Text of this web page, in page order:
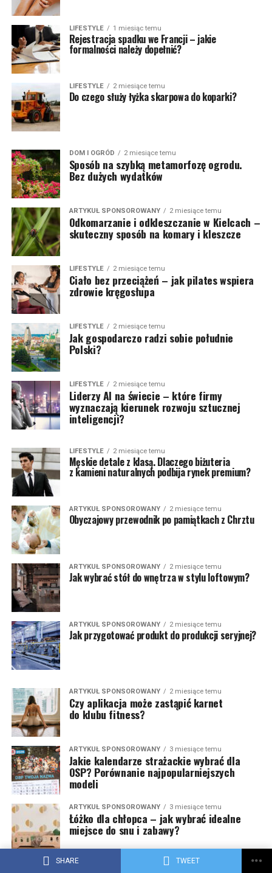
SHARE TWEET
LIFESTYLE 1 miesiąc temu
Rejestracja spadku we Francji – jakie
formalności należy dopełnić?
LIFESTYLE 2 miesiące temu
Do czego służy łyżka skarpowa do koparki?
DOM I OGRÓD 2 miesiące temu
Sposób na szybką metamorfozę ogrodu.
Bez dużych wydatków
ARTYKUŁ SPONSOROWANY 2 miesiące temu
Odkomarzanie i odkleszczanie w Kielcach –
skuteczny sposób na komary i kleszcze
LIFESTYLE 2 miesiące temu
Ciało bez przeciążeń – jak pilates wspiera
zdrowie kręgosłupa
LIFESTYLE 2 miesiące temu
Jak gospodarczo radzi sobie południe
Polski?
LIFESTYLE 2 miesiące temu
Liderzy AI na świecie – które firmy
wyznaczają kierunek rozwoju sztucznej
inteligencji?
LIFESTYLE 2 miesiące temu
Męskie detale z klasą. Dlaczego biżuteria
z kamieni naturalnych podbija rynek premium?
ARTYKUŁ SPONSOROWANY 2 miesiące temu
Obyczajowy przewodnik po pamiątkach z Chrztu
ARTYKUŁ SPONSOROWANY 2 miesiące temu
Jak wybrać stół do wnętrza w stylu loftowym?
ARTYKUŁ SPONSOROWANY 2 miesiące temu
Jak przygotować produkt do produkcji seryjnej?
ARTYKUŁ SPONSOROWANY 2 miesiące temu
Czy aplikacja może zastąpić karnet
do klubu fitness?
ARTYKUŁ SPONSOROWANY 3 miesiące temu
Jakie kalendarze strażackie wybrać dla
OSP? Porównanie najpopularniejszych
modeli
ARTYKUŁ SPONSOROWANY 3 miesiące temu
Łóżko dla chłopca – jak wybrać idealne
miejsce do snu i zabawy?
ARTYKUŁ SPONSOROWANY 3 miesiące temu